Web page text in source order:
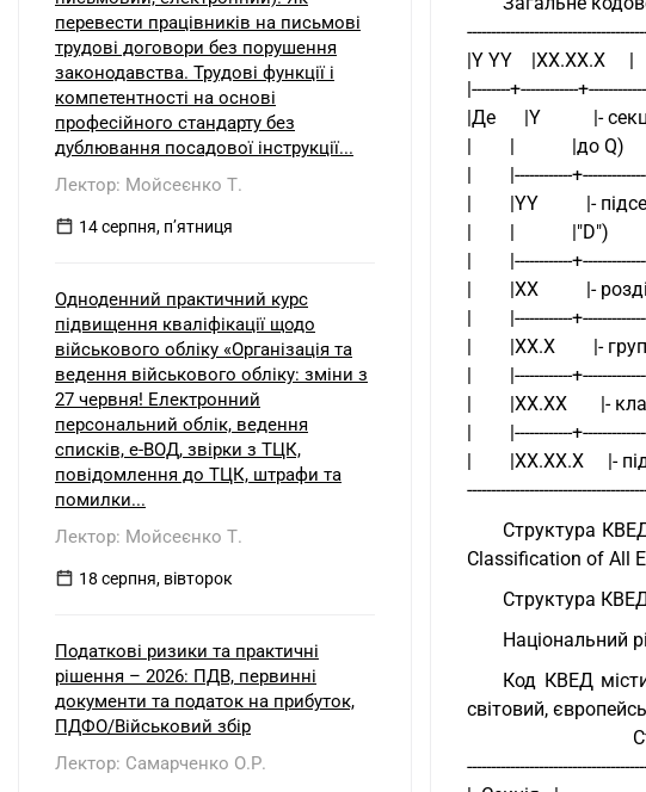
|Y YY    |XX.XX.X     |
|--------+------------
|Де      |Y           |-
|        |            |до Q)
|        |------------
|        |YY          |-
|        |            |"D")
|        |------------
|        |XX          |-
|        |------------
|        |XX.X        |-
|        |------------
|        |XX.XX       |-
|        |------------
|        |XX.XX.X     |-
Структура
Classification of All
Структура
Національний
Код КВЕД
світовий,
перевести працівників на письмові
трудові договори без порушення
законодавства. Трудові функції і
компетентності на основі
професійного стандарту без
дублювання посадової інструкції...
Лектор: Мойсеєнко Т.
14 серпня, пʼятниця
Одноденний практичний курс
підвищення кваліфікації щодо
військового обліку «Організація та
ведення військового обліку: зміни з
27 червня! Електронний
персональний облік, ведення
списків, е-ВОД, звірки з ТЦК,
повідомлення до ТЦК, штрафи та
помилки...
Лектор: Мойсеєнко Т.
18 серпня, вівторок
Податкові ризики та практичні
рішення – 2026: ПДВ, первинні
документи та податок на прибуток,
ПДФО/Військовий збір
Лектор: Самарченко О.Р.